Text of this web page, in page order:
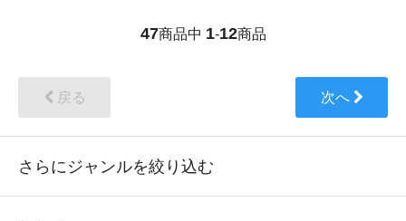
47商品中 1-12商品
戻る 次へ
さらにジャンルを絞り込む